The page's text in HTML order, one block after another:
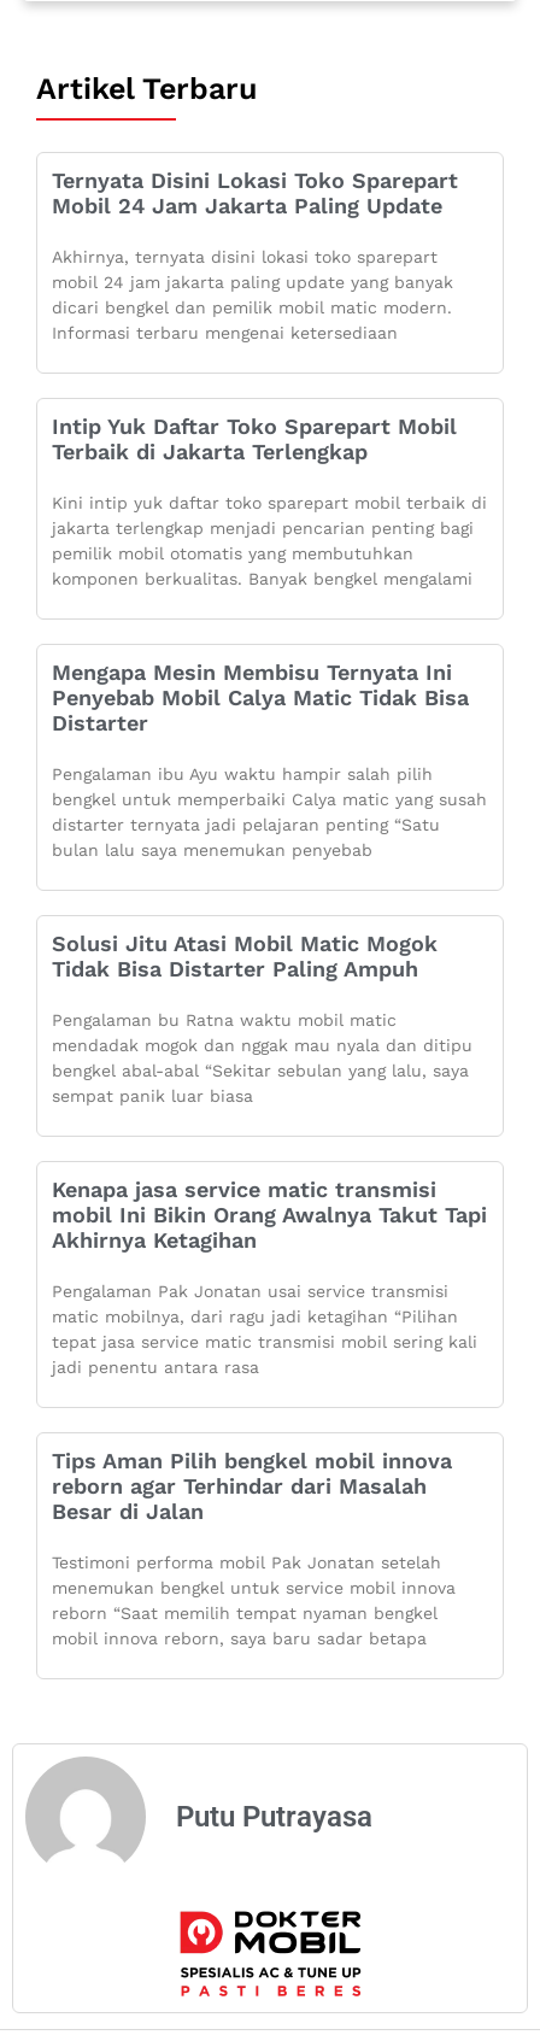
Artikel Terbaru
Ternyata Disini Lokasi Toko Sparepart
Mobil 24 Jam Jakarta Paling Update
Akhirnya, ternyata disini lokasi toko sparepart
mobil 24 jam jakarta paling update yang banyak
dicari bengkel dan pemilik mobil matic modern.
Informasi terbaru mengenai ketersediaan
Intip Yuk Daftar Toko Sparepart Mobil
Terbaik di Jakarta Terlengkap
Kini intip yuk daftar toko sparepart mobil terbaik di
jakarta terlengkap menjadi pencarian penting bagi
pemilik mobil otomatis yang membutuhkan
komponen berkualitas. Banyak bengkel mengalami
Mengapa Mesin Membisu Ternyata Ini
Penyebab Mobil Calya Matic Tidak Bisa
Distarter
Pengalaman ibu Ayu waktu hampir salah pilih
bengkel untuk memperbaiki Calya matic yang susah
distarter ternyata jadi pelajaran penting “Satu
bulan lalu saya menemukan penyebab
Solusi Jitu Atasi Mobil Matic Mogok
Tidak Bisa Distarter Paling Ampuh
Pengalaman bu Ratna waktu mobil matic
mendadak mogok dan nggak mau nyala dan ditipu
bengkel abal-abal “Sekitar sebulan yang lalu, saya
sempat panik luar biasa
Kenapa jasa service matic transmisi
mobil Ini Bikin Orang Awalnya Takut Tapi
Akhirnya Ketagihan
Pengalaman Pak Jonatan usai service transmisi
matic mobilnya, dari ragu jadi ketagihan “Pilihan
tepat jasa service matic transmisi mobil sering kali
jadi penentu antara rasa
Tips Aman Pilih bengkel mobil innova
reborn agar Terhindar dari Masalah
Besar di Jalan
Testimoni performa mobil Pak Jonatan setelah
menemukan bengkel untuk service mobil innova
reborn “Saat memilih tempat nyaman bengkel
mobil innova reborn, saya baru sadar betapa
Putu Putrayasa